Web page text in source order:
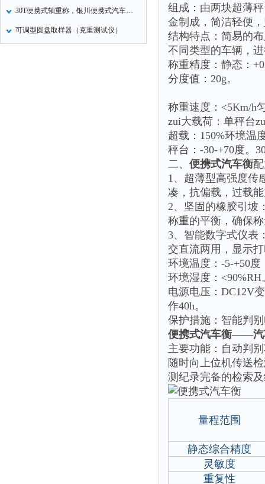
30T便携式轴重称，银川便携式汽车衡厂家
可调型圆盘取样器（克重测试仪）
组成：由两块超薄
金制成，简洁轻便
结构特点：简易的
不同类型的车辆，
称重精度：静态：
分度值：20g。
称重速度：<5Km/h
zui大载荷：单秤台
超载：150%环境温
秤台：-30-+70度。
二、 便携式汽车衡
1、超薄型高强度传
凑，抗偏载，过载
2、坚固的橡胶引坡
称重的平衡，确保
3、智能数字式仪表
交直流两用，显示
环境温度：-5-+50度
环境湿度：<90%RH
电源电压：DC12V
作40h。
保护措施：智能判
便携式汽车衡——汽
主要功能：自动判
随时向上位机传送
测纪录完备的检索
量程范围
静态综合精度
灵敏度
重复性